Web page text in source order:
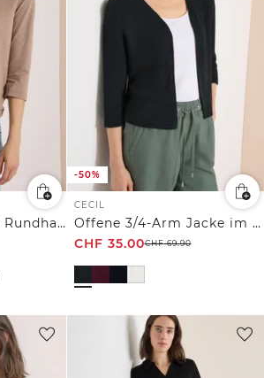
3/4-Arm Shirt mit Rundhals in Unifarbe
-50%
CECIL
Offene 3/4-Arm Jacke im Ajour-Look
CHF 35.00CHF69.90